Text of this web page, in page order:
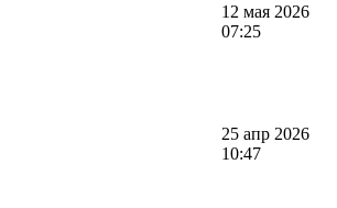
12 мая 2026
07:25
25 апр 2026
10:47